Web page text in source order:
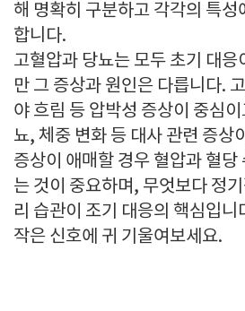
해 명확히 구분하고 각각의 특성
합니다.
고혈압과 당뇨는 모두 초기 대응
만 그 증상과 원인은 다릅니다.
야 흐림 등 압박성 증상이 중심
뇨, 체중 변화 등 대사 관련 증상
증상이 애매할 경우 혈압과 혈당
는 것이 중요하며, 무엇보다 정
리 습관이 조기 대응의 핵심입니
작은 신호에 귀 기울여보세요.